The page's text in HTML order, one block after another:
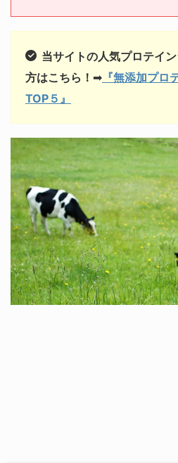
当サイトの人気プロテイ
方はこちら！ ➡︎ 『無添加プロ
TOP５』